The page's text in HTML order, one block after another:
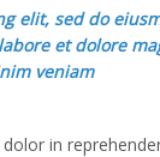
elit, sed do
et dolore
veniam
in